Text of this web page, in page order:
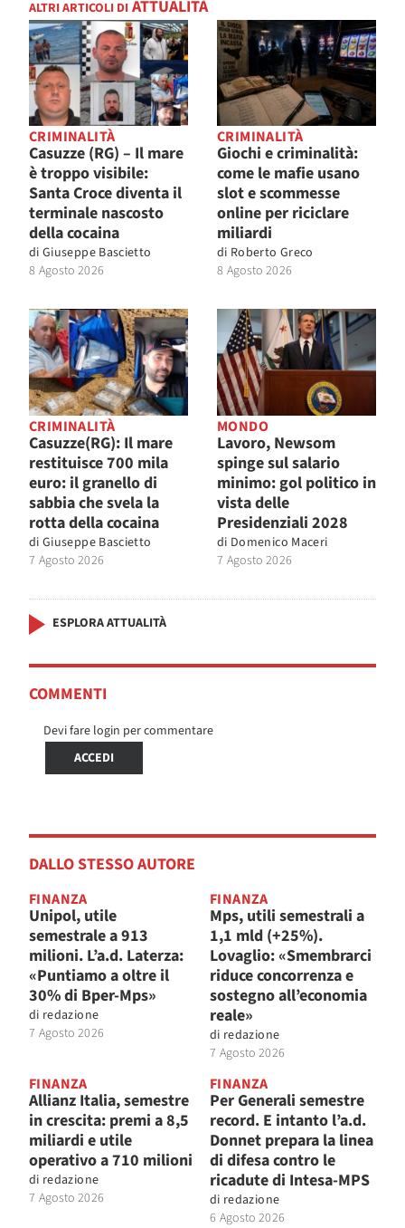
ALTRI ARTICOLI DI ATTUALITÀ
CRIMINALITÀ
Casuzze (RG) – Il mare
è troppo visibile:
Santa Croce diventa il
terminale nascosto
della cocaina
di Giuseppe Bascietto
8 Agosto 2026
CRIMINALITÀ
Giochi e criminalità:
come le mafie usano
slot e scommesse
online per riciclare
miliardi
di Roberto Greco
8 Agosto 2026
CRIMINALITÀ
Casuzze(RG): Il mare
restituisce 700 mila
euro: il granello di
sabbia che svela la
rotta della cocaina
di Giuseppe Bascietto
7 Agosto 2026
MONDO
Lavoro, Newsom
spinge sul salario
minimo: gol politico in
vista delle
Presidenziali 2028
di Domenico Maceri
7 Agosto 2026
ESPLORA ATTUALITÀ
COMMENTI
Devi fare login per commentare
ACCEDI
DALLO STESSO AUTORE
FINANZA
Unipol, utile
semestrale a 913
milioni. L’a.d. Laterza:
«Puntiamo a oltre il
30% di Bper-Mps»
di redazione
7 Agosto 2026
FINANZA
Mps, utili semestrali a
1,1 mld (+25%).
Lovaglio: «Smembrarci
riduce concorrenza e
sostegno all’economia
reale»
di redazione
7 Agosto 2026
FINANZA
Allianz Italia, semestre
in crescita: premi a 8,5
miliardi e utile
operativo a 710 milioni
di redazione
7 Agosto 2026
FINANZA
Per Generali semestre
record. E intanto l’a.d.
Donnet prepara la linea
di difesa contro le
ricadute di Intesa-MPS
di redazione
6 Agosto 2026